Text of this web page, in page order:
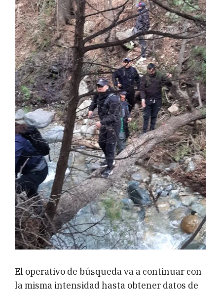
El operativo de búsqueda va a continuar con
la misma intensidad hasta obtener datos de